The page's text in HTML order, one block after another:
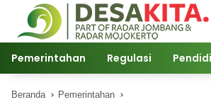
Langsung
konten
Pemerintahan Regulasi
Beranda Pemerintahan